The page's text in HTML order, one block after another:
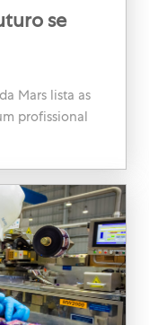
se
Mars lista as
profissional